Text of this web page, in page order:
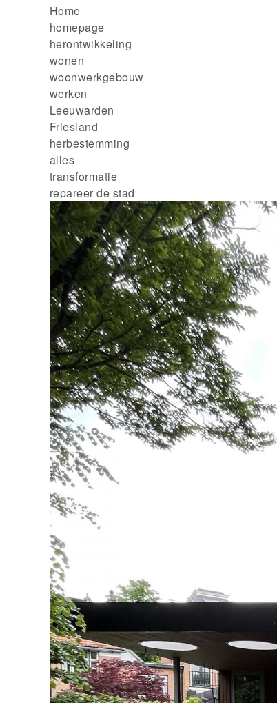
Kruimelpad
Home
homepage
herontwikkeling
wonen
woonwerkgebouw
werken
Leeuwarden
Friesland
herbestemming
alles
transformatie
repareer de stad